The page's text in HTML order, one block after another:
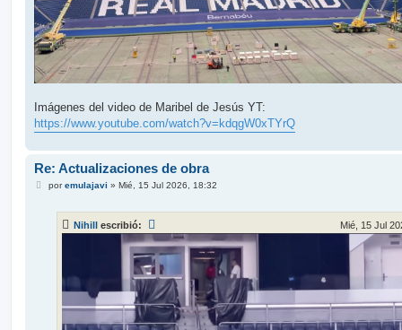
Imágenes del video de Maribel de Jesús YT:
https://www.youtube.com/watch?v=kdqgW0xTYrQ
Re: Actualizaciones de obra
Mporemulajavi » Mié, 15 Jul 2026, 18:32
Nihill escribió: Mié, 15 Jul